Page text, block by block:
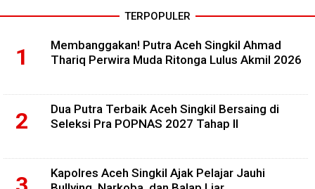
TERPOPULER
Membanggakan! Putra Aceh Singkil Ahmad
Thariq Perwira Muda Ritonga Lulus Akmil 2026
Dua Putra Terbaik Aceh Singkil Bersaing di
Seleksi Pra POPNAS 2027 Tahap II
Kapolres Aceh Singkil Ajak Pelajar Jauhi